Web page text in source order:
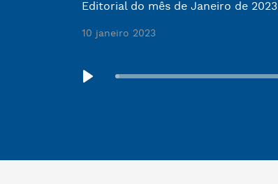
Editorial do mês de Janeiro de 2023
10 janeiro 2023
Seek